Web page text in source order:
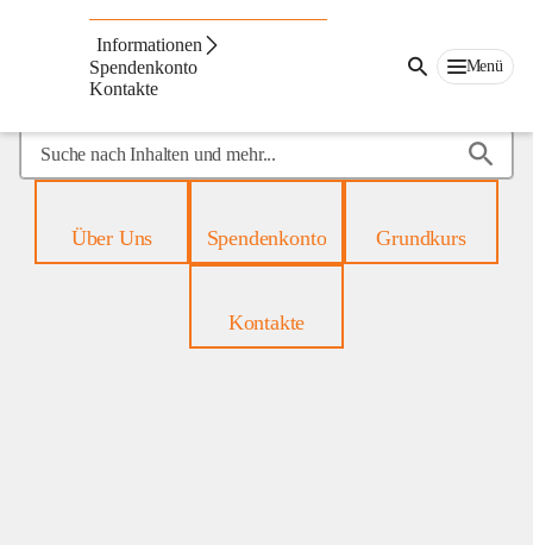
Informationen
Spendenkonto
Kontakte
Menü
Suche
nach
mehr...Über Uns Spendenkonto Grundkurs
Kontakte